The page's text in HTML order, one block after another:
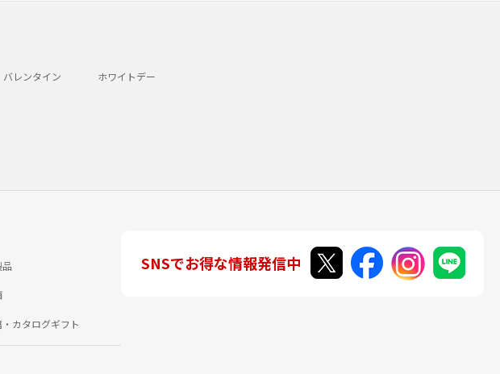
バレンタイン ホワイトデー
品
カタログギフト
SNSでお得な情報発信中